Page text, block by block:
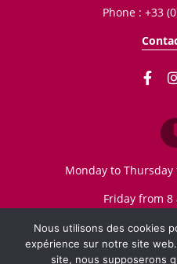
Phone : +33
Monday to
Friday from 8
Nous utilisons des cookies
expérience sur notre site
site, nous supposerons